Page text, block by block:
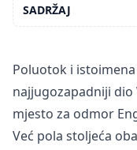
Poluotok i
najjugozapadniji dio
mjesto za odmor
Već pola stoljeća
SADRŽAJ